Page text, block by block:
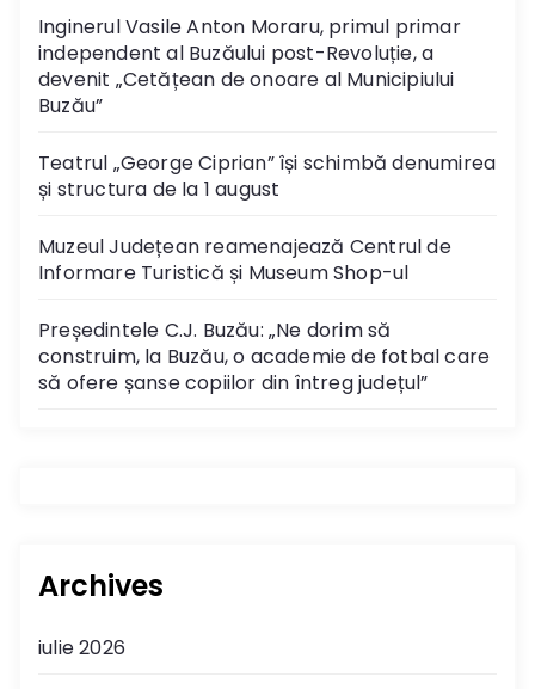
Inginerul Vasile Anton Moraru, primul primar
independent al Buzăului post-Revoluție, a
devenit „Cetățean de onoare al Municipiului
Buzău”
Teatrul „George Ciprian” își schimbă denumirea
și structura de la 1 august
Muzeul Județean reamenajează Centrul de
Informare Turistică și Museum Shop-ul
Președintele C.J. Buzău: „Ne dorim să
construim, la Buzău, o academie de fotbal care
să ofere șanse copiilor din întreg județul”
Archives
iulie 2026